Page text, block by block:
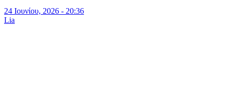
24 Ιουνίου, 2026 - 20:36
Lia